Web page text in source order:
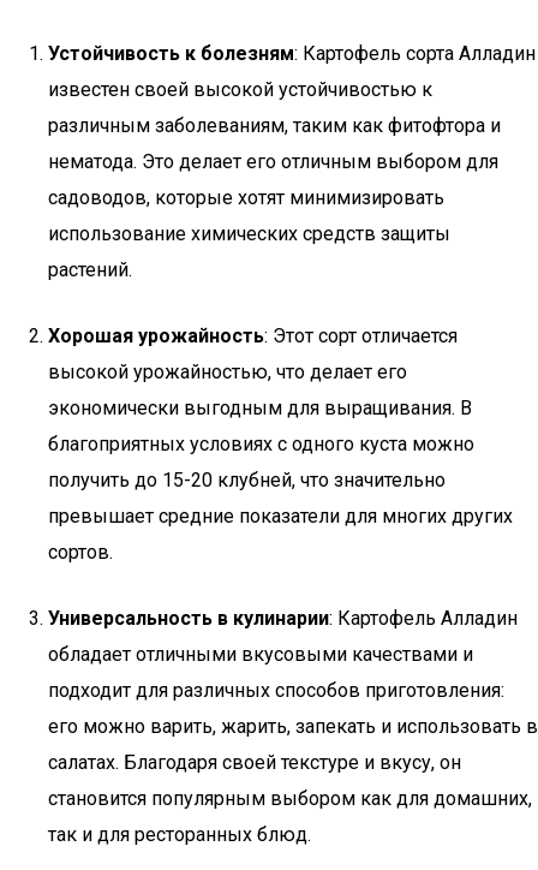
Устойчивость к болезням: Картофель сорта Алладин
известен своей высокой устойчивостью к
различным заболеваниям, таким как фитофтора и
нематода. Это делает его отличным выбором для
садоводов, которые хотят минимизировать
использование химических средств защиты
растений.
Хорошая урожайность: Этот сорт отличается
высокой урожайностью, что делает его
экономически выгодным для выращивания. В
благоприятных условиях с одного куста можно
получить до 15-20 клубней, что значительно
превышает средние показатели для многих других
сортов.
Универсальность в кулинарии: Картофель Алладин
обладает отличными вкусовыми качествами и
подходит для различных способов приготовления:
его можно варить, жарить, запекать и использовать в
салатах. Благодаря своей текстуре и вкусу, он
становится популярным выбором как для домашних,
так и для ресторанных блюд.